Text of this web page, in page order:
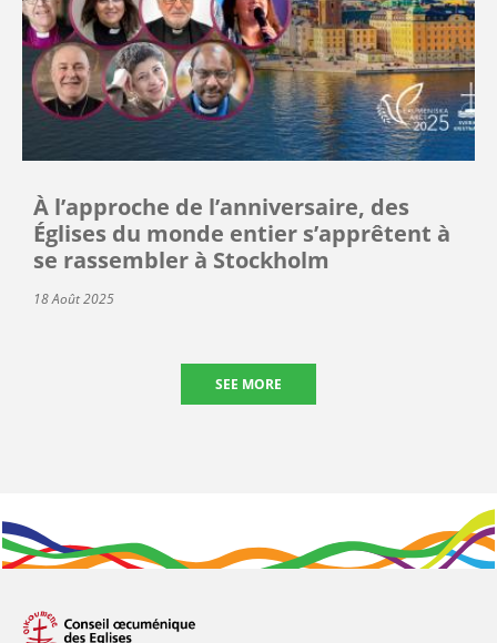
À l’approche de l’anniversaire, des
Églises du monde entier s’apprêtent à
se rassembler à Stockholm
18 Août 2025
SEE MORE